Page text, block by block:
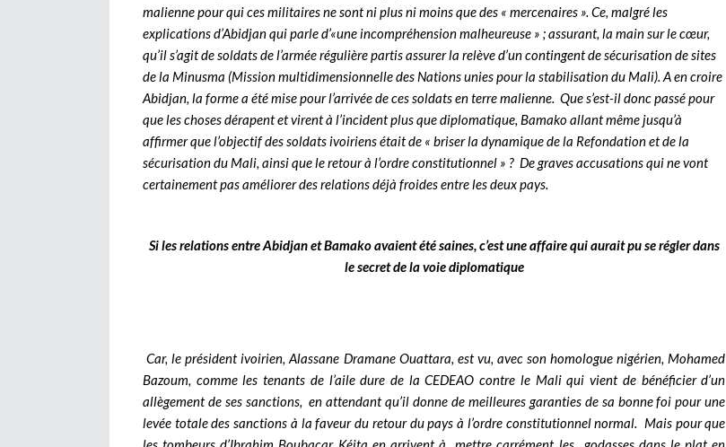
malienne pour qui ces militaires ne sont ni plus ni moins que des « mercenaires ». Ce, malgré les
explications d’Abidjan qui parle d’«une incompréhension malheureuse » ; assurant, la main sur le cœur,
qu’il s’agit de soldats de l’armée régulière partis assurer la relève d’un contingent de sécurisation de sites
de la Minusma (Mission multidimensionnelle des Nations unies pour la stabilisation du Mali). A en croire
Abidjan, la forme a été mise pour l’arrivée de ces soldats en terre malienne. Que s’est-il donc passé pour
que les choses dérapent et virent à l’incident plus que diplomatique, Bamako allant même jusqu’à
affirmer que l’objectif des soldats ivoiriens était de « briser la dynamique de la Refondation et de la
sécurisation du Mali, ainsi que le retour à l’ordre constitutionnel » ? De graves accusations qui ne vont
certainement pas améliorer des relations déjà froides entre les deux pays.
Si les relations entre Abidjan et Bamako avaient été saines, c’est une affaire qui aurait pu se régler dans
le secret de la voie diplomatique
Car, le président ivoirien, Alassane Dramane Ouattara, est vu, avec son homologue nigérien, Mohamed
Bazoum, comme les tenants de l’aile dure de la CEDEAO contre le Mali qui vient de bénéficier d’un
allègement de ses sanctions, en attendant qu’il donne de meilleures garanties de sa bonne foi pour une
levée totale des sanctions à la faveur du retour du pays à l’ordre constitutionnel normal. Mais pour que